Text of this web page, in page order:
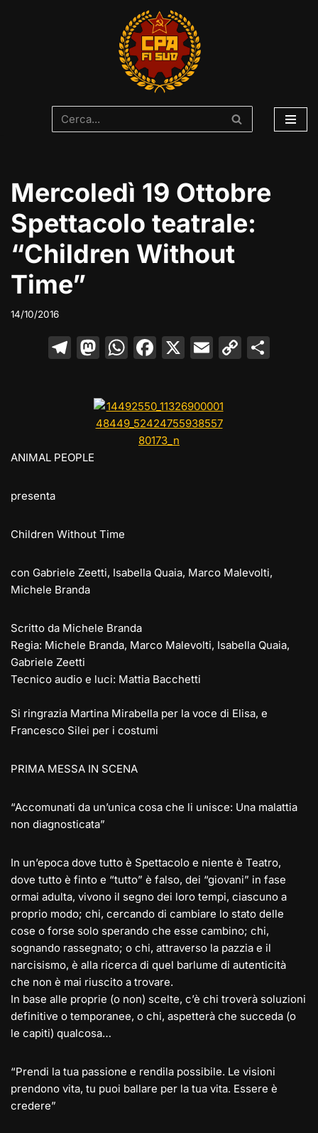
Mercoledì 19 Ottobre
Spettacolo teatrale:
“Children Without
Time”
14/10/2016
T
m
M
st
o
d
W
s
A
F
e
b
X E
l
C
ANIMAL PEOPLE
presenta
Children Without Time
con Gabriele Zeetti, Isabella Quaia, Marco Malevolti,
Michele Branda
Scritto da Michele Branda
Regia: Michele Branda, Marco Malevolti, Isabella Quaia,
Gabriele Zeetti
Tecnico audio e luci: Mattia Bacchetti
Si ringrazia Martina Mirabella per la voce di Elisa, e
Francesco Silei per i costumi
PRIMA MESSA IN SCENA
“Accomunati da un’unica cosa che li unisce: Una malattia
non diagnosticata”
In un’epoca dove tutto è Spettacolo e niente è Teatro,
dove tutto è finto e “tutto” è falso, dei “giovani” in fase
ormai adulta, vivono il segno dei loro tempi, ciascuno a
proprio modo; chi, cercando di cambiare lo stato delle
cose o forse solo sperando che esse cambino; chi,
sognando rassegnato; o chi, attraverso la pazzia e il
narcisismo, è alla ricerca di quel barlume di autenticità
che non è mai riuscito a trovare.
In base alle proprie (o non) scelte, c’è chi troverà soluzioni
definitive o temporanee, o chi, aspetterà che succeda (o
le capiti) qualcosa…
“Prendi la tua passione e rendila possibile. Le visioni
prendono vita, tu puoi ballare per la tua vita. Essere è
credere”